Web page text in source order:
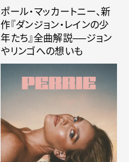
ポール・マッカートニー、新
作『ダンジョン・レインの少
年たち』全曲解説──ジョン
やリンゴへの想いも